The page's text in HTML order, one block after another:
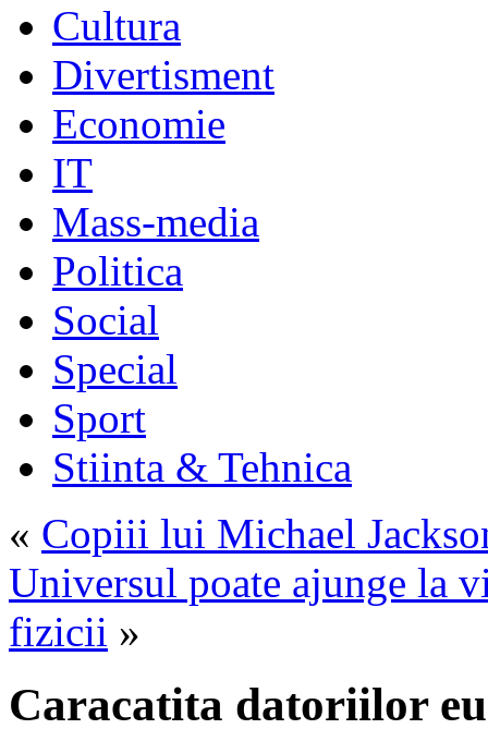
Cultura
Divertisment
Economie
IT
Mass-media
Politica
Social
Special
Sport
Stiinta & Tehnica
« Copiii lui Michael
Universul poate ajunge la
fizicii »
Caracatita datoriilor